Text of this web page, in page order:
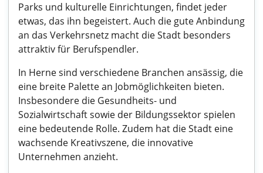
Parks und kulturelle Einrichtungen, findet jeder
etwas, das ihn begeistert. Auch die gute Anbindung
an das Verkehrsnetz macht die Stadt besonders
attraktiv für Berufspendler.
In Herne sind verschiedene Branchen ansässig, die
eine breite Palette an Jobmöglichkeiten bieten.
Insbesondere die Gesundheits- und
Sozialwirtschaft sowie der Bildungssektor spielen
eine bedeutende Rolle. Zudem hat die Stadt eine
wachsende Kreativszene, die innovative
Unternehmen anzieht.